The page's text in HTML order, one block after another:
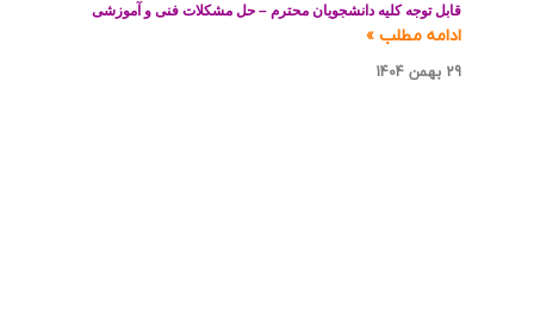
قابل توجه کلیه دانشجویان محترم – حل مشکلات فنی و آموزشی
ادامه مطلب »
29 بهمن 1404